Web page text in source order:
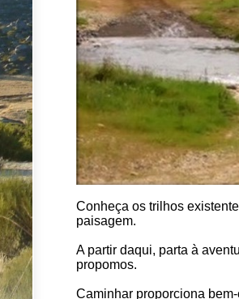
Conheça os trilhos
paisagem.
A partir daqui, parta à
propomos.
Caminhar proporciona